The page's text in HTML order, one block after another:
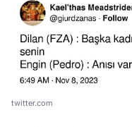
twitter.com